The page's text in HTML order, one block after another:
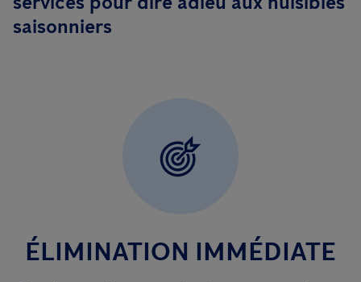
saisonniers
ÉLIMINATION IMMÉDIATE